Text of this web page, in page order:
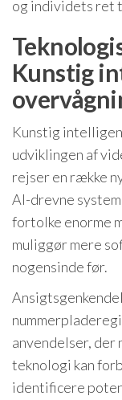
og individets ret
Kunstig
Kunstig
udviklingen af
rejser en række
AI-drevne
fortolke enorme
muliggør mere
nogensinde før.
anvendelser, der
teknologi kan
identificere